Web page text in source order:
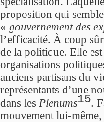
proposition qui
« gouvernement des
l’efficacité. À coup
de la politique. Elle
organisations
anciens partisans du
représentants d’une
dans les Plenums15.
mouvement lui-